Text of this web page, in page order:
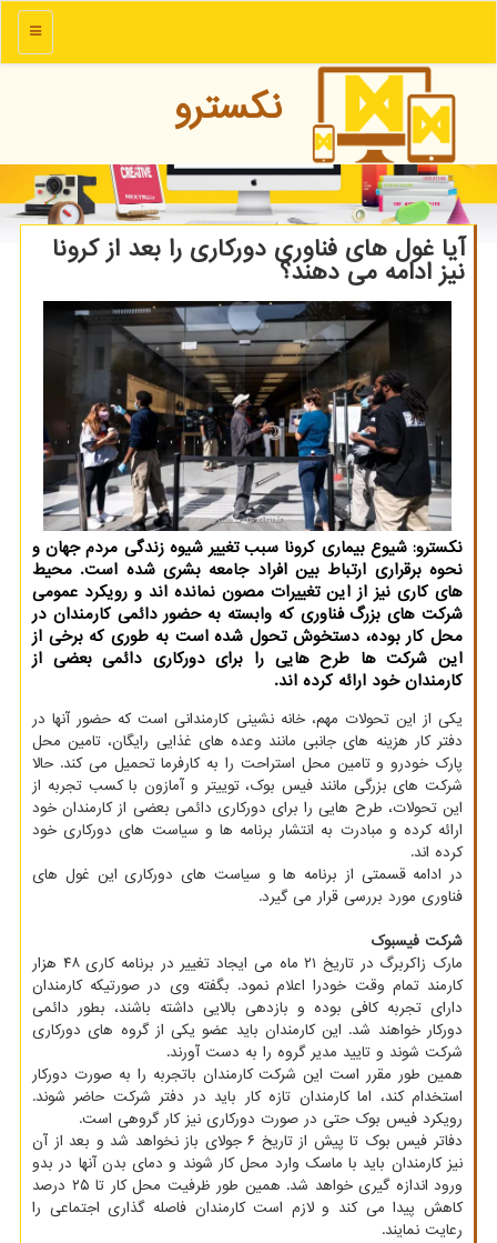
منو
نكسترو
آیا غول های فناوری دوركاری را بعد از كرونا
نیز ادامه می دهند؟
نكسترو: شیوع بیماری كرونا سبب تغییر شیوه زندگی مردم جهان و
نحوه برقراری ارتباط بین افراد جامعه بشری شده است. محیط
های كاری نیز از این تغییرات مصون نمانده اند و رویكرد عمومی
شركت های بزرگ فناوری كه وابسته به حضور دائمی كارمندان در
محل كار بوده، دستخوش تحول شده است به طوری كه برخی از
این شركت ها طرح هایی را برای دوركاری دائمی بعضی از
كارمندان خود ارائه كرده اند.
یکی از این تحولات مهم، خانه نشینی کارمندانی است که حضور آنها در
دفتر کار هزینه های جانبی مانند وعده های غذایی رایگان، تامین محل
پارک خودرو و تامین محل استراحت را به کارفرما تحمیل می کند. حالا
شرکت های بزرگی مانند فیس بوک، توییتر و آمازون با کسب تجربه از
این تحولات، طرح هایی را برای دورکاری دائمی بعضی از کارمندان خود
ارائه کرده و مبادرت به انتشار برنامه ها و سیاست های دورکاری خود
کرده اند.
در ادامه قسمتی از برنامه ها و سیاست های دورکاری این غول های
فناوری مورد بررسی قرار می گیرد.
شرکت فیسبوک
مارک زاکربرگ در تاریخ ۲۱ ماه می ایجاد تغییر در برنامه کاری ۴۸ هزار
کارمند تمام وقت خودرا اعلام نمود. بگفته وی در صورتیکه کارمندان
دارای تجربه کافی بوده و بازدهی بالایی داشته باشند، بطور دائمی
دورکار خواهند شد. این کارمندان باید عضو یکی از گروه های دورکاری
شرکت شوند و تایید مدیر گروه را به دست آورند.
همین طور مقرر است این شرکت کارمندان باتجربه را به صورت دورکار
استخدام کند، اما کارمندان تازه کار باید در دفتر شرکت حاضر شوند.
رویکرد فیس بوک حتی در صورت دورکاری نیز کار گروهی است.
دفاتر فیس بوک تا پیش از تاریخ ۶ جولای باز نخواهد شد و بعد از آن
نیز کارمندان باید با ماسک وارد محل کار شوند و دمای بدن آنها در بدو
ورود اندازه گیری خواهد شد. همین طور ظرفیت محل کار تا ۲۵ درصد
کاهش پیدا می کند و لازم است کارمندان فاصله گذاری اجتماعی را
رعایت نمایند.